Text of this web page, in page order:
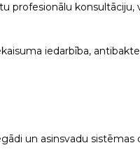
konsultāciju,
iedarbība,
un asinsvadu